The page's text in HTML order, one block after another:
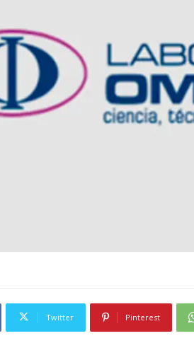
Twitter Pinterest